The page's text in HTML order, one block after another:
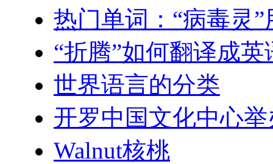
热门单词：“病毒灵
“折腾”如何翻译成
世界语言的分类
开罗中国文化中心
Walnut核桃